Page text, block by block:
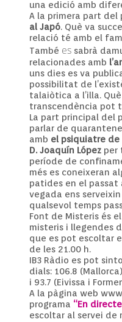
una edició amb
A la primera part del
al Japó. Què va
relació té amb el
També es sabrà
relacionades amb
uns dies es va
possibilitat de
talaiòtica a l’illa.
transcendència pot
La part principal del
parlar de
amb el psiquiatre de
D. Joaquín López per
període de
més es coneixeran
patides en el passat
vegada ens serveixin
qualsevol temps
Font de Misteris és
misteris i llegendes
que es pot escoltar
de les 21.00 h.
IB3 Ràdio es pot
dials: 106.8
i 93.7 (Eivissa i
A la pàgina web
programa “En
escoltar al servei de